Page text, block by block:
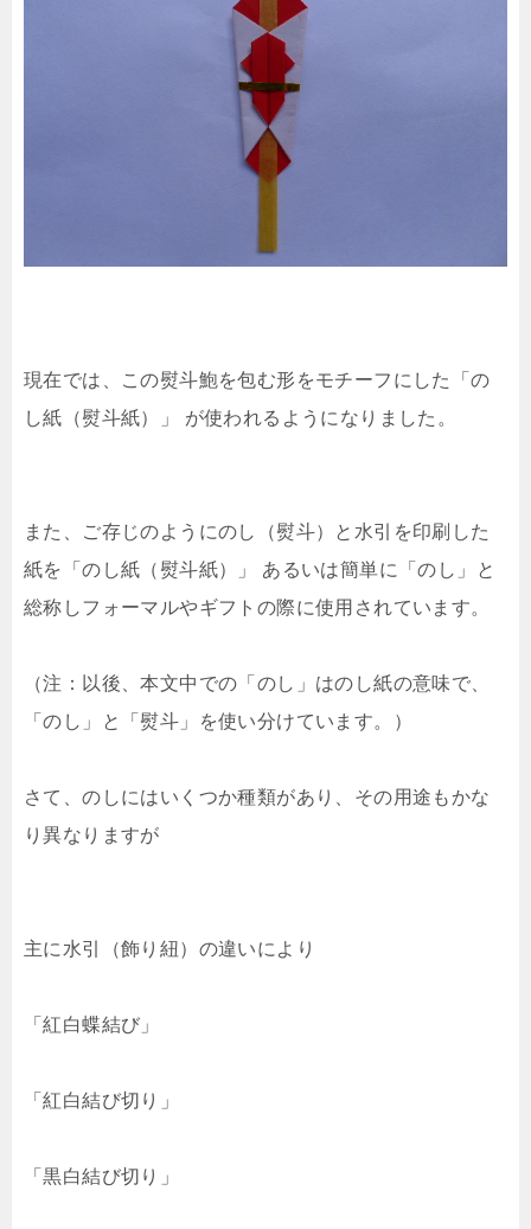
現在では、この熨斗鮑を包む形をモチーフにした「の
し紙（熨斗紙）」 が使われるようになりました。
また、ご存じのようにのし（熨斗）と水引を印刷した
紙を「のし紙（熨斗紙）」 あるいは簡単に「のし」と
総称しフォーマルやギフトの際に使用されています。
（注：以後、本文中での「のし」はのし紙の意味で、
「のし」と「熨斗」を使い分けています。）
さて、のしにはいくつか種類があり、その用途もかな
り異なりますが
主に水引（飾り紐）の違いにより
「紅白蝶結び」
「紅白結び切り」
「黒白結び切り」